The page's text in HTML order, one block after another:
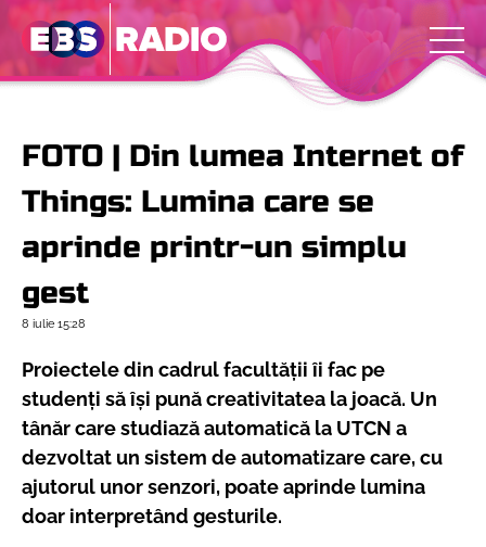
FOTO | Din lumea Internet of
Things: Lumina care se
aprinde printr-un simplu
gest
8 iulie 15:28
Proiectele din cadrul facultății îi fac pe
studenți să își pună creativitatea la joacă. Un
tânăr care studiază automatică la UTCN a
dezvoltat un sistem de automatizare care, cu
ajutorul unor senzori, poate aprinde lumina
doar interpretând gesturile.